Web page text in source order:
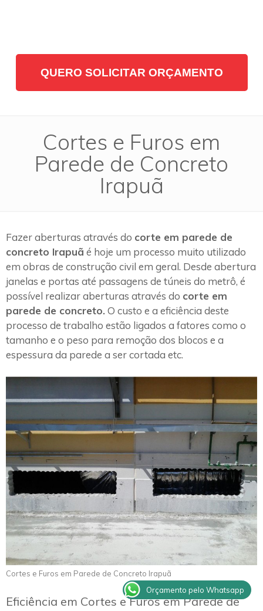
QUERO SOLICITAR ORÇAMENTO
Cortes e Furos em
Parede de Concreto
Irapuã
Fazer aberturas através do corte em parede de
concreto Irapuã é hoje um processo muito utilizado
em obras de construção civil em geral. Desde abertura
janelas e portas até passagens de túneis do metrô, é
possível realizar aberturas através do corte em
parede de concreto. O custo e a eficiência deste
processo de trabalho estão ligados a fatores como o
tamanho e o peso para remoção dos blocos e a
espessura da parede a ser cortada etc.
Cortes e Furos em Parede de Concreto Irapuã
Eficiência em Cortes e Furos em Parede de
Orçamento pelo Whatsapp